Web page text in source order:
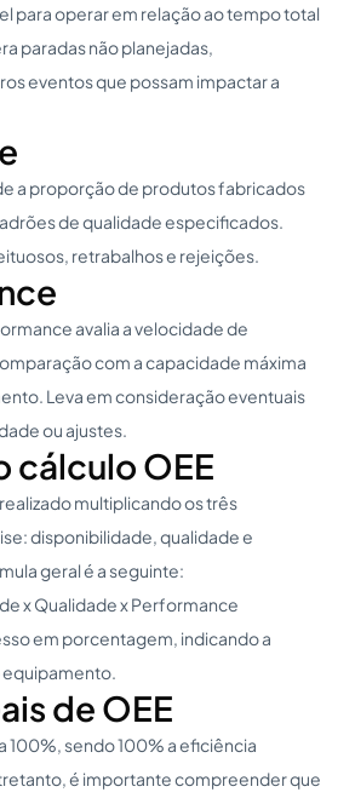
para operar em relação ao tempo total
paradas não planejadas,
eventos que possam impactar a
a proporção de produtos fabricados
de qualidade especificados.
retrabalhos e rejeições.
avalia a velocidade de
com a capacidade máxima
Leva em consideração eventuais
ou ajustes.
cálculo OEE
multiplicando os três
disponibilidade, qualidade e
geral é a seguinte:
x Qualidade x Performance
em porcentagem, indicando a
de OEE
100%, sendo 100% a eficiência
é importante compreender que